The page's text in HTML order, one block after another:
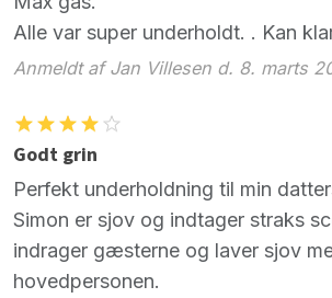
Alle var super underholdt. . Kan
Anmeldt af Jan Villesen d. 8. marts
Godt grin
Perfekt underholdning til min
Simon er sjov og indtager straks
indrager gæsterne og laver sjov
hovedpersonen.